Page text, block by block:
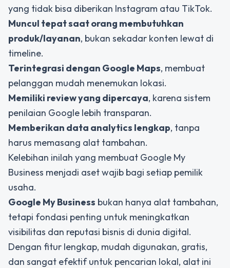
yang tidak bisa diberikan Instagram atau TikTok.
Muncul tepat saat orang membutuhkan
produk/layanan, bukan sekadar konten lewat di
timeline.
Terintegrasi dengan Google Maps, membuat
pelanggan mudah menemukan lokasi.
Memiliki review yang dipercaya, karena sistem
penilaian Google lebih transparan.
Memberikan data analytics lengkap, tanpa
harus memasang alat tambahan.
Kelebihan inilah yang membuat Google My
Business menjadi aset wajib bagi setiap pemilik
usaha.
Google My Business bukan hanya alat tambahan,
tetapi fondasi penting untuk meningkatkan
visibilitas dan reputasi bisnis di dunia digital.
Dengan fitur lengkap, mudah digunakan, gratis,
dan sangat efektif untuk pencarian lokal, alat ini